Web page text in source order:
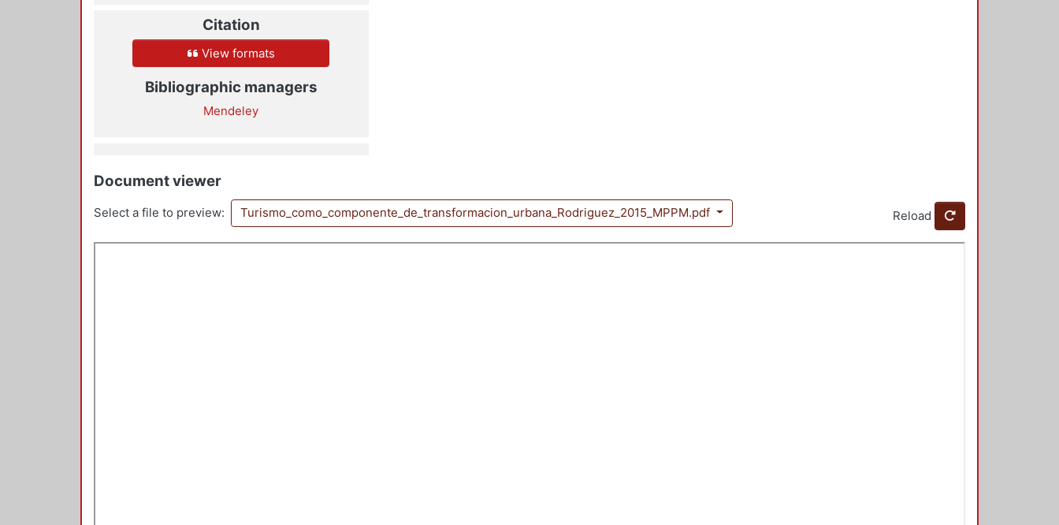
Citation
View formats
Bibliographic managers
Mendeley
Document viewer
Select a file to preview: Turismo_como_componente_de_transformacion_urbana_Rodriguez_2015_MPPM.pdf Reload